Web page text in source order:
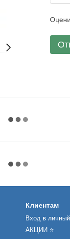
Клиентам
Вход в
АКЦИИ ⭐️